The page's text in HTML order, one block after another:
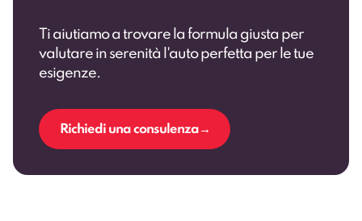
Ti aiutiamo a trovare la formula giusta per
valutare in serenità l'auto perfetta per le tue
esigenze.
Richiedi una consulenza